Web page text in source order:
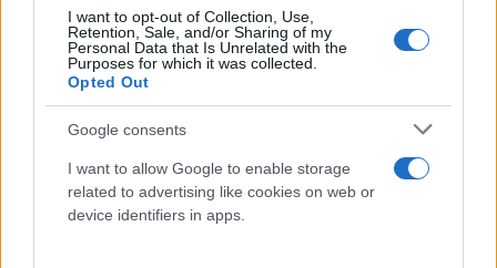
I want to opt-out of Collection, Use,
Retention, Sale, and/or Sharing of my
Personal Data that Is Unrelated with the
Purposes for which it was collected.
Opted Out
Google consents
I want to allow Google to enable storage
related to advertising like cookies on web or
device identifiers in apps.
«Σε συνέχεια του, από 22.08.2022, αιτήματός μας
για τη σύγκληση της Επιτροπής Θεσμών και
Διαφάνειας και την κλήση σε ακρόαση όλων των
εμπλεκόμενων προσώπων στην υπόθεση της
παρακολούθησης του προσωπικού τηλεφώνου του
Προέδρου του ΠΑ.ΣΟ.Κ. Κινήματος Αλλαγής κ. Ν.
Ανδρουλάκη, όπως αυτή ορίστηκε για αύριο 1η